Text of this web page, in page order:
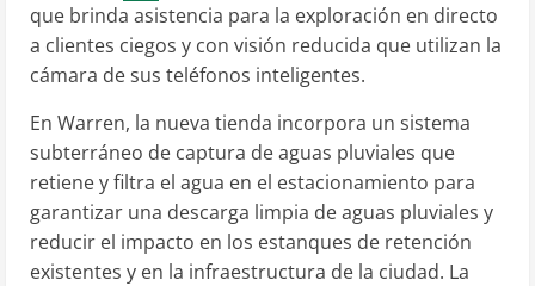
que brinda asistencia para la exploración en directo
a clientes ciegos y con visión reducida que utilizan la
cámara de sus teléfonos inteligentes.
En Warren, la nueva tienda incorpora un sistema
subterráneo de captura de aguas pluviales que
retiene y filtra el agua en el estacionamiento para
garantizar una descarga limpia de aguas pluviales y
reducir el impacto en los estanques de retención
existentes y en la infraestructura de la ciudad. La